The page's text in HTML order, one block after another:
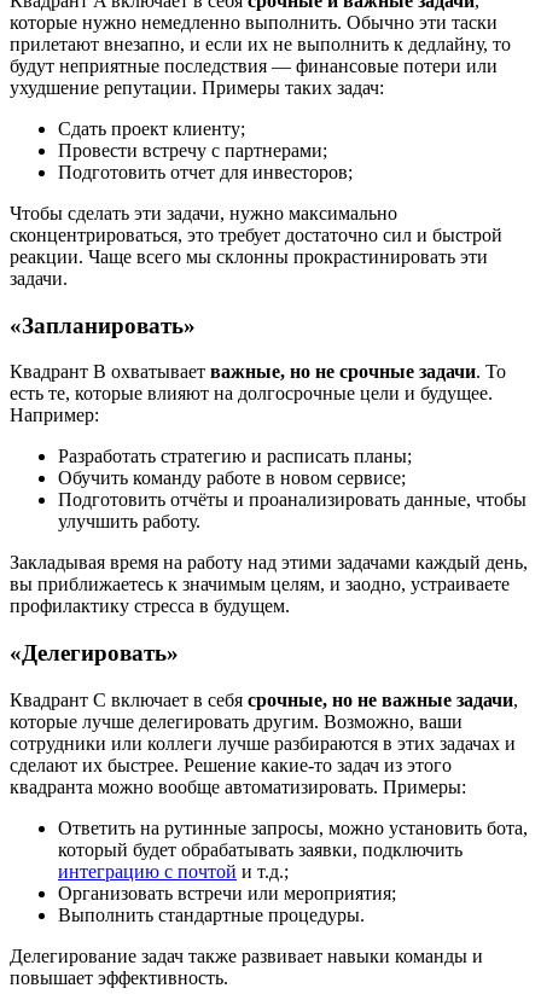
которые нужно немедленно выполнить. Обычно эти таски
прилетают внезапно, и если их не выполнить к дедлайну, то
будут неприятные последствия — финансовые потери или
ухудшение репутации. Примеры таких задач:
Сдать проект клиенту;
Провести встречу с партнерами;
Подготовить отчет для инвесторов;
Чтобы сделать эти задачи, нужно максимально
сконцентрироваться, это требует достаточно сил и быстрой
реакции. Чаще всего мы склонны прокрастинировать эти
задачи.
«Запланировать»
Квадрант B охватывает важные, но не срочные задачи. То
есть те, которые влияют на долгосрочные цели и будущее.
Например:
Разработать стратегию и расписать планы;
Обучить команду работе в новом сервисе;
Подготовить отчёты и проанализировать данные, чтобы
улучшить работу.
Закладывая время на работу над этими задачами каждый день,
вы приближаетесь к значимым целям, и заодно, устраиваете
профилактику стресса в будущем.
«Делегировать»
Квадрант C включает в себя срочные, но не важные задачи,
которые лучше делегировать другим. Возможно, ваши
сотрудники или коллеги лучше разбираются в этих задачах и
сделают их быстрее. Решение какие-то задач из этого
квадранта можно вообще автоматизировать. Примеры:
Ответить на рутинные запросы, можно установить бота,
который будет обрабатывать заявки, подключить
интеграцию с почтой и т.д.;
Организовать встречи или мероприятия;
Выполнить стандартные процедуры.
Делегирование задач также развивает навыки команды и
повышает эффективность.